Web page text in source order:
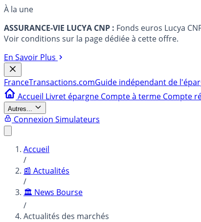
À la une
ASSURANCE-VIE LUCYA CNP : Fonds euros Lucya
Voir conditions sur la page dédiée à cette offre.
En Savoir Plus
FranceTransactions.comGuide indépendant de
Accueil Livret épargne Compte à terme Compte
Autres...
Connexion Simulateurs
Accueil
/
📰 Actualités
/
🏛️ News Bourse
/
Actualités des marchés